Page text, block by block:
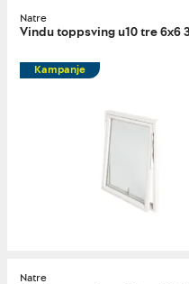
Natre
Vindu toppsving u10 tre 6x6
Kampanje
Natre